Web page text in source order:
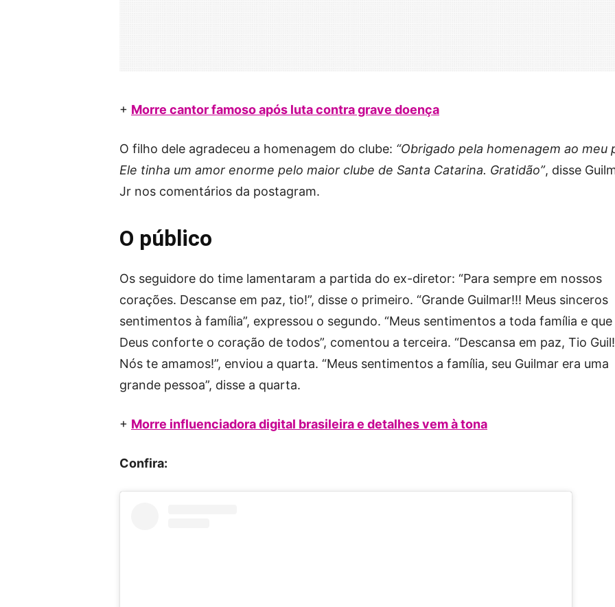
+ Morre cantor famoso após luta contra grave doença
O filho dele agradeceu a homenagem do clube: “Obrigado pela homenagem ao meu
Ele tinha um amor enorme pelo maior clube de Santa Catarina. Gratidão”, disse
Jr nos comentários da postagram.
O público
Os seguidore do time lamentaram a partida do ex-diretor: “Para sempre em nossos
corações. Descanse em paz, tio!”, disse o primeiro. “Grande Guilmar!!! Meus sinceros
sentimentos à família”, expressou o segundo. “Meus sentimentos a toda família e que
Deus conforte o coração de todos”, comentou a terceira. “Descansa em paz, Tio Guil!
Nós te amamos!”, enviou a quarta. “Meus sentimentos a família, seu Guilmar era uma
grande pessoa”, disse a quarta.
+ Morre influenciadora digital brasileira e detalhes vem à tona
Confira: